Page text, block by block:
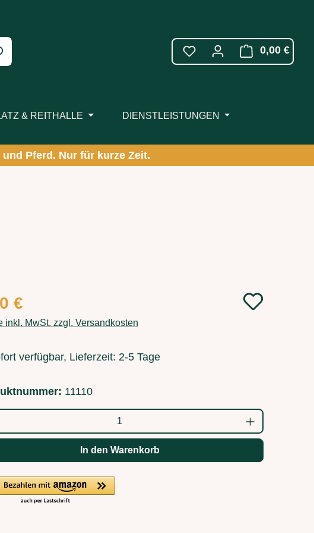
0,00 €
& REITHALLE DIENSTLEISTUNGEN
Pferd. Nur für kurze Zeit.
Preis:
€
inkl. MwSt. zzgl. Versandkosten
verfügbar, Lieferzeit: 2-5 Tage
11110
Anzahl: Gib den gewünschten Wert ein
In den Warenkorb